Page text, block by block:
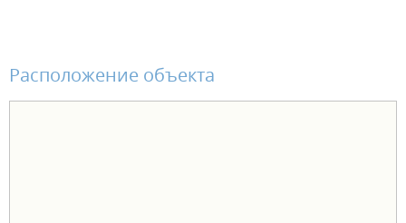
Расположение объекта